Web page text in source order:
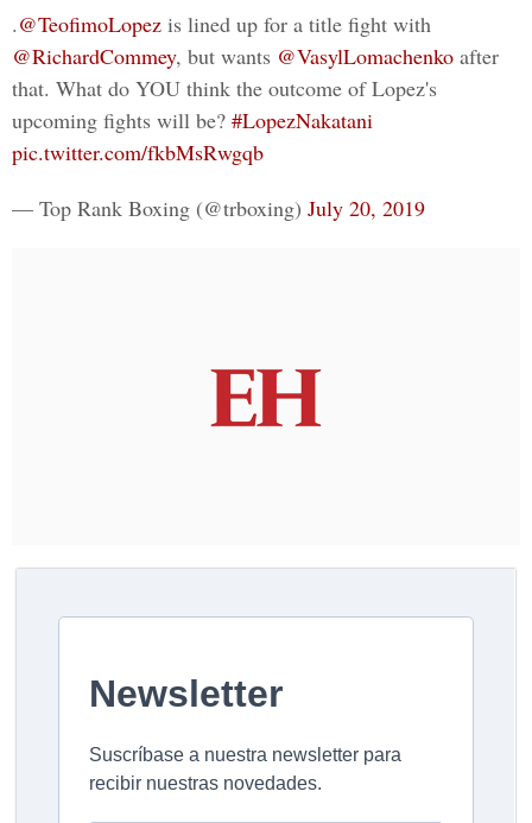
.@TeofimoLopez is lined up for a title fight with
@RichardCommey, but wants @VasylLomachenko after
that. What do YOU think the outcome of Lopez's
upcoming fights will be? #LopezNakatani
pic.twitter.com/fkbMsRwgqb
— Top Rank Boxing (@trboxing) July 20, 2019